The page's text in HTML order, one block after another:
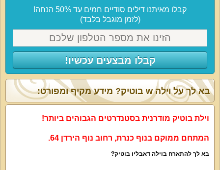
קבלו מאיתנו דילים סודיים חמים עד 50% הנחה!
(לזמן מוגבל בלבד)
קבלו מבצעים עכשיו!
בא לך על וילה w בוטיק? מידע מקיף ומפורט:
וילת בוטיק מודרנית בסטנדרטים הגבוהים ביותר!
המתחם ממוקם בנוף כנרת, רחוב נוף הירדן 64.
בא לך להתארח בוילה דאבליו בוטיק?